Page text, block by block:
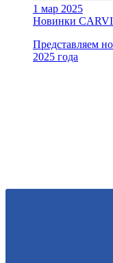
1 мар 2025
Новинки
Представляем
2025 года